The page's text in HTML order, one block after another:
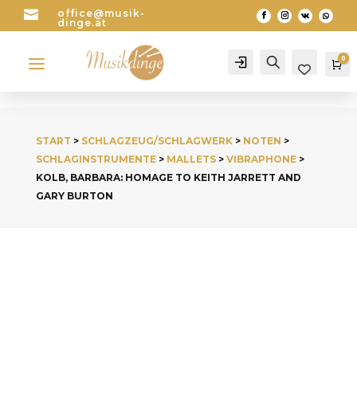

office@musik-
dinge.at
a Account Search 0
START > SCHLAGZEUG/SCHLAGWERK> NOTEN >
SCHLAGINSTRUMENTE> MALLETS> VIBRAPHONE>
KOLB, BARBARA: HOMAGE TO KEITH JARRETT AND
GARY BURTON